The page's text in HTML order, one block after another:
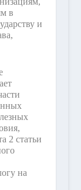
в
и
2 статьи
на